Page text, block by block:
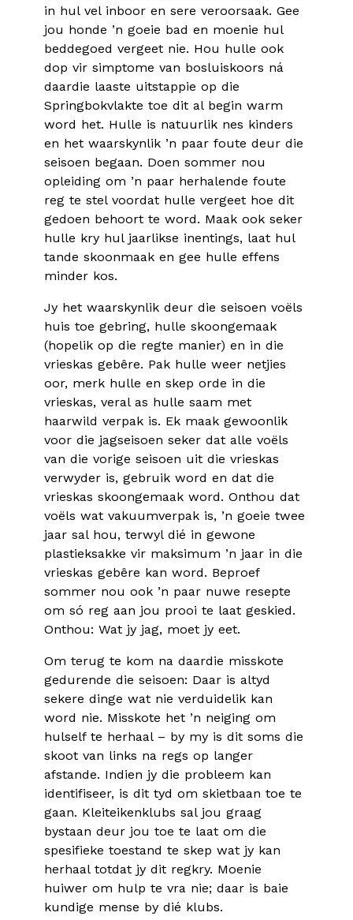
in hul vel inboor en sere veroorsaak. Gee
jou honde ’n goeie bad en moenie hul
beddegoed vergeet nie. Hou hulle ook
dop vir simptome van bosluiskoors ná
daardie laaste uitstappie op die
Springbokvlakte toe dit al begin warm
word het. Hulle is natuurlik nes kinders
en het waarskynlik ’n paar foute deur die
seisoen begaan. Doen sommer nou
opleiding om ’n paar herhalende foute
reg te stel voordat hulle vergeet hoe dit
gedoen behoort te word. Maak ook seker
hulle kry hul jaarlikse inentings, laat hul
tande skoonmaak en gee hulle effens
minder kos.
Jy het waarskynlik deur die seisoen voëls
huis toe gebring, hulle skoongemaak
(hopelik op die regte manier) en in die
vrieskas gebêre. Pak hulle weer netjies
oor, merk hulle en skep orde in die
vrieskas, veral as hulle saam met
haarwild verpak is. Ek maak gewoonlik
voor die jagseisoen seker dat alle voëls
van die vorige seisoen uit die vrieskas
verwyder is, gebruik word en dat die
vrieskas skoongemaak word. Onthou dat
voëls wat vakuumverpak is, ’n goeie twee
jaar sal hou, terwyl dié in gewone
plastieksakke vir maksimum ’n jaar in die
vrieskas gebêre kan word. Beproef
sommer nou ook ’n paar nuwe resepte
om só reg aan jou prooi te laat geskied.
Onthou: Wat jy jag, moet jy eet.
Om terug te kom na daardie misskote
gedurende die seisoen: Daar is altyd
sekere dinge wat nie verduidelik kan
word nie. Misskote het ’n neiging om
hulself te herhaal – by my is dit soms die
skoot van links na regs op langer
afstande. Indien jy die probleem kan
identifiseer, is dit tyd om skietbaan toe te
gaan. Kleiteikenklubs sal jou graag
bystaan deur jou toe te laat om die
spesifieke toestand te skep wat jy kan
herhaal totdat jy dit regkry. Moenie
huiwer om hulp te vra nie; daar is baie
kundige mense by dié klubs.